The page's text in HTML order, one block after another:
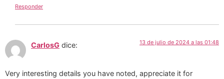
Responder
CarlosG dice: 13 de julio de 2024 a las 01:48
Very interesting details you have noted, appreciate it for